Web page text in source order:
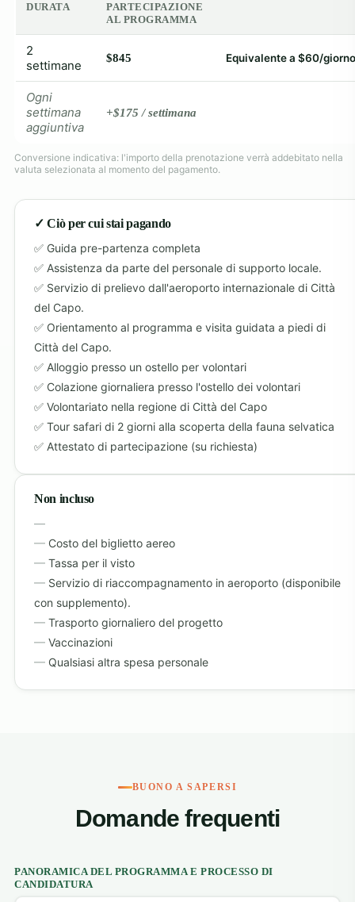
DURATA
PARTECIPAZIONE
AL PROGRAMMA
2
settimane
$845 Equivalente a $60/giorno
Ogni
settimana
aggiuntiva
+$175 / settimana
Conversione indicativa: l'importo della prenotazione verrà addebitato nella
valuta selezionata al momento del pagamento.
✓ Ciò per cui stai pagando
Guida pre-partenza completa
Assistenza da parte del personale di supporto locale.
Servizio di prelievo dall'aeroporto internazionale di Città
del Capo.
Orientamento al programma e visita guidata a piedi di
Città del Capo.
Alloggio presso un ostello per volontari
Colazione giornaliera presso l'ostello dei volontari
Volontariato nella regione di Città del Capo
Tour safari di 2 giorni alla scoperta della fauna selvatica
Attestato di partecipazione (su richiesta)
Non incluso
Costo del biglietto aereo
Tassa per il visto
Servizio di riaccompagnamento in aeroporto (disponibile
con supplemento).
Trasporto giornaliero del progetto
Vaccinazioni
Qualsiasi altra spesa personale
BUONO A SAPERSI
Domande frequenti
PANORAMICA DEL PROGRAMMA E PROCESSO DI
CANDIDATURA